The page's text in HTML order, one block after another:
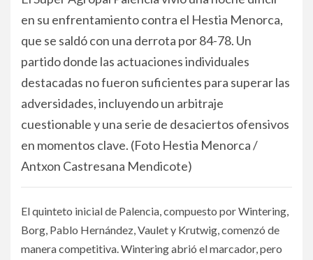
en su enfrentamiento contra el Hestia Menorca,
que se saldó con una derrota por 84-78. Un
partido donde las actuaciones individuales
destacadas no fueron suficientes para superar las
adversidades, incluyendo un arbitraje
cuestionable y una serie de desaciertos ofensivos
en momentos clave. (Foto Hestia Menorca /
Antxon Castresana Mendicote)
El quinteto inicial de Palencia, compuesto por Wintering,
Borg, Pablo Hernández, Vaulet y Krutwig, comenzó de
manera competitiva. Wintering abrió el marcador, pero